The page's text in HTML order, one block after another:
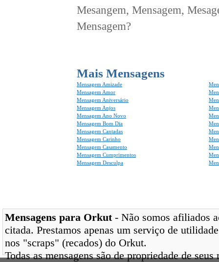
Mesangem, Mensagem,
Mensagem?
Mais Mensagens
Mensagem Amizade
Mensagem Amor
Mensagem Aniversário
Mensagem Anjos
Mensagem Ano Novo
Mensagem Bom Dia
Mensagem Cantadas
Mensagem Carinho
Mensagem Casamento
Mensagem Cumprimentos
Mensagem Desculpa
Mensagens para Orkut- Não somos afiliados
citada. Prestamos apenas um serviço de
nos "scraps" (recados) do Orkut.
Todas as mensagens são de propriedade de